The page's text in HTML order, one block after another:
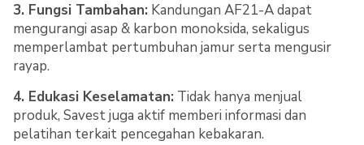
3. Fungsi Tambahan: Kandungan AF21-A dapat
mengurangi asap & karbon monoksida, sekaligus
memperlambat pertumbuhan jamur serta mengusir
rayap.
4. Edukasi Keselamatan: Tidak hanya menjual
produk, Savest juga aktif memberi informasi dan
pelatihan terkait pencegahan kebakaran.